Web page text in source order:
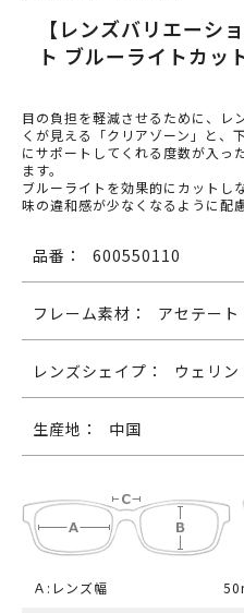
【レンズバリエーシ
ト ブルーライトカッ
目の負担を軽減させるために、レ
くが見える「クリアゾーン」と、
にサポートしてくれる度数が入っ
ます。
ブルーライトを効果的にカットし
味の違和感が少なくなるように配
品番： 600550110
フレーム素材： アセテート
レンズシェイプ： ウェリン
生産地： 中国
Ａ:レンズ幅